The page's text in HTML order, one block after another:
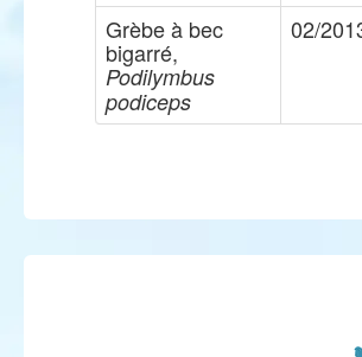
Grèbe à bec
bigarré,
Podilymbus
podiceps
02/